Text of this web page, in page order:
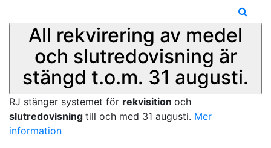
All rekvirering av medel
och slutredovisning är
stängd t.o.m. 31 augusti.
RJ stänger systemet för rekvisition och
slutredovisning till och med 31 augusti. Mer
information